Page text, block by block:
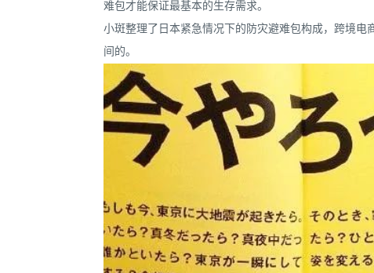
难包才能保证最基本的生存需求。
小斑整理了日本紧急情况下的防灾避难包构成，跨境
间的。